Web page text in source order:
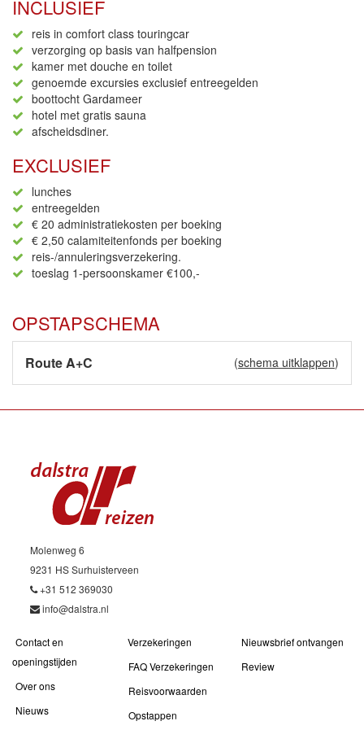
INCLUSIEF
reis in comfort class touringcar
verzorging op basis van halfpension
kamer met douche en toilet
genoemde excursies exclusief entreegelden
boottocht Gardameer
hotel met gratis sauna
afscheidsdiner.
EXCLUSIEF
lunches
entreegelden
€ 20 administratiekosten per boeking
€ 2,50 calamiteitenfonds per boeking
reis-/annuleringsverzekering.
toeslag 1-persoonskamer €100,-
OPSTAPSCHEMA
Route A+C (schema uitklappen)
Molenweg 6
9231 HS Surhuisterveen
+31 512 369030
info@dalstra.nl
Contact en
openingstijden
Over ons
Nieuws
Verzekeringen
FAQ Verzekeringen
Reisvoorwaarden
Opstappen
Nieuwsbrief ontvangen
Review